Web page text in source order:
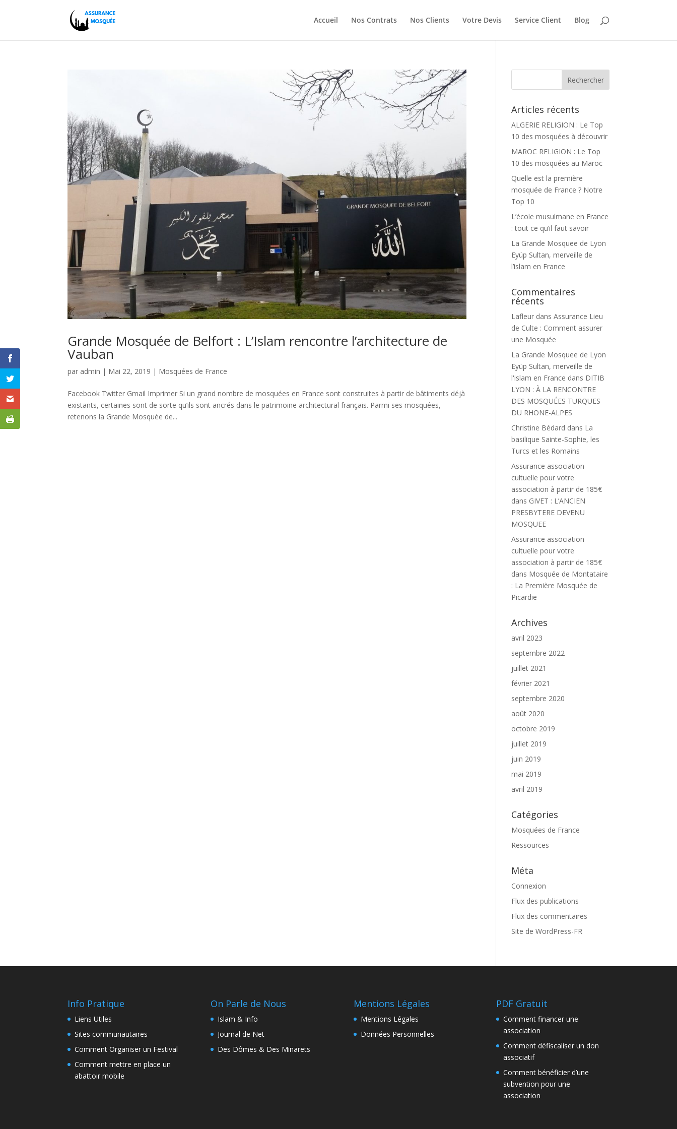
Accueil Nos Contrats Nos Clients Votre Devis Service Client Blog
Grande Mosquée de Belfort : L’Islam rencontre l’architecture de
Vauban
par admin | Mai 22, 2019 | Mosquées de France
Facebook Twitter Gmail Imprimer Si un grand nombre de mosquées en France sont construites à partir de bâtiments déjà
existants, certaines sont de sorte qu’ils sont ancrés dans le patrimoine architectural français. Parmi ses mosquées,
retenons la Grande Mosquée de...
Articles récents
ALGERIE RELIGION : Le Top
10 des mosquées à découvrir
MAROC RELIGION : Le Top
10 des mosquées au Maroc
Quelle est la première
mosquée de France ? Notre
Top 10
L’école musulmane en France
: tout ce qu’il faut savoir
La Grande Mosquee de Lyon
Eyüp Sultan, merveille de
l’islam en France
Commentaires
récents
Lafleur dansAssurance Lieu
de Culte : Comment assurer
une Mosquée
La Grande Mosquee de Lyon
Eyüp Sultan, merveille de
l'islam en France dans DITIB
LYON : À LA RENCONTRE
DES MOSQUÉES TURQUES
DU RHONE-ALPES
Christine Bédard dans La
basilique Sainte-Sophie, les
Turcs et les Romains
Assurance association
cultuelle pour votre
association à partir de 185€
dans GIVET : L’ANCIEN
PRESBYTERE DEVENU
MOSQUEE
Assurance association
cultuelle pour votre
association à partir de 185€
dans Mosquée de Montataire
: La Première Mosquée de
Picardie
Archives
avril 2023
septembre 2022
juillet 2021
février 2021
septembre 2020
août 2020
octobre 2019
juillet 2019
juin 2019
mai 2019
avril 2019
Catégories
Mosquées de France
Ressources
Méta
Connexion
Flux des publications
Flux des commentaires
Site de WordPress-FR
Info Pratique
Liens Utiles
Sites communautaires
Comment Organiser un Festival
Comment mettre en place un
abattoir mobile
On Parle de Nous
Islam & Info
Journal de Net
Des Dômes & Des Minarets
Mentions Légales
Mentions Légales
Données Personnelles
PDF Gratuit
Comment financer une
association
Comment défiscaliser un don
associatif
Comment bénéficier d’une
subvention pour une
association